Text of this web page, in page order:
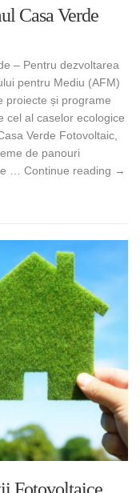
Casa Verde
– Pentru dezvoltarea
pentru Mediu (AFM)
proiecte și programe
cel al caselor ecologice
Verde Fotovoltaic,
de panouri
… Continue reading →